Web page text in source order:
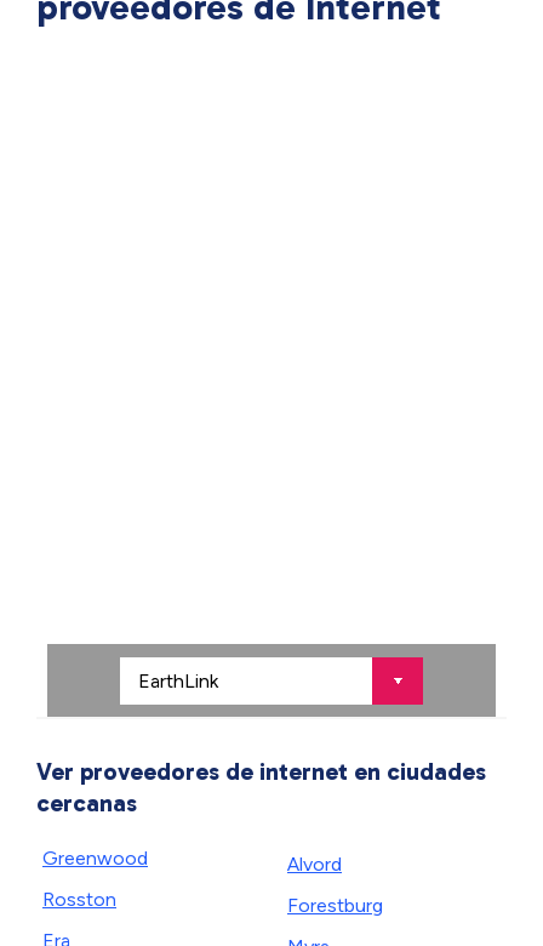
Ver proveedores de internet en ciudades
cercanas
Greenwood
Rosston
Era
Alvord
Forestburg